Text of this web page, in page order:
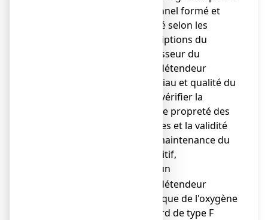
personnel formé et
habilité selon les
prescriptions du
fournisseur du
manodétendeur
(matériau et qualité du
joint); vérifier la
parfaite propreté des
filetages et la validité
de la maintenance du
dispositif,
utiliser un
manodétendeur
spécifique de l'oxygène
(raccord de type F